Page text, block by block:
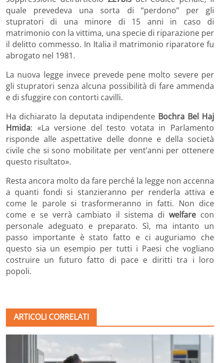
quale prevedeva una sorta di “perdono” per gli
stupratori di una minore di 15 anni in caso di
matrimonio con la vittima, una specie di riparazione per
il delitto commesso. In Italia il matrimonio riparatore fu
abrogato nel 1981.
La nuova legge invece prevede pene molto severe per
gli stupratori senza alcuna possibilità di fare ammenda
e di sfuggire con contorti cavilli.
Ha dichiarato la deputata indipendente Bochra Bel Haj
Hmida: «La versione del testo votata in Parlamento
risponde alle aspettative delle donne e della società
civile che si sono mobilitate per vent’anni per ottenere
questo risultato».
Resta ancora molto da fare perché la legge non accenna
a quanti fondi si stanzieranno per renderla attiva e
come le parole si trasformeranno in fatti. Non dice
come e se verrà cambiato il sistema di welfare con
personale adeguato e preparato. Sì, ma intanto un
passo importante è stato fatto e ci auguriamo che
questo sia un esempio per tutti i Paesi che vogliano
costruire un futuro fatto di pace e diritti tra i loro
popoli.
ARTICOLI CORRELATI